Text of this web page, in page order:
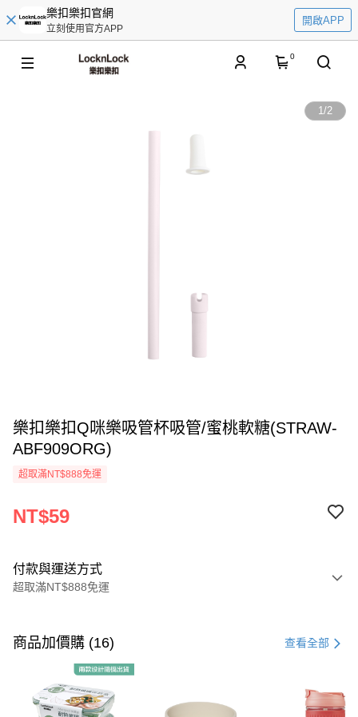
樂扣樂扣官網
立刻使用官方APP
開啟APP
0
1/2
樂扣樂扣Q咪樂吸管杯吸管/蜜桃軟糖(STRAW-
ABF909ORG)
超取滿NT$888免運
NT$59
付款與運送方式
超取滿NT$888免運
信用卡一次付款
Apple Pay
商品加價購 (16) 查看全部